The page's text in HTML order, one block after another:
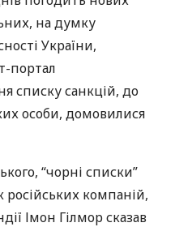
РЕЙТИНГ ДЕБЕТОВИХ
КАРТОК
КЕШБЕКУ
ПУТІВНИКИ ПО
на думку
України,
портал
списку санкцій, до
особи, домовилися
“чорні списки”
російських компаній,
Імон Гілмор сказав